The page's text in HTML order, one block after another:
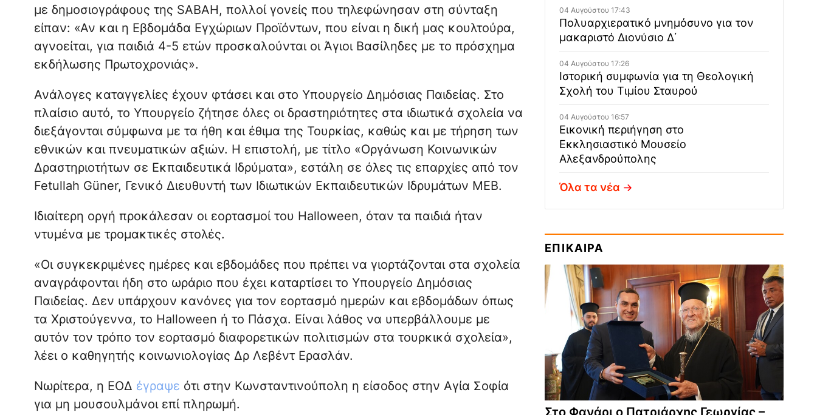
με δημοσιογράφους της SABAH, πολλοί γονείς που τηλεφώνησαν στη σύνταξη
είπαν: «Αν και η Εβδομάδα Εγχώριων Προϊόντων, που είναι η δική μας κουλτούρα,
αγνοείται, για παιδιά 4-5 ετών προσκαλούνται οι Άγιοι Βασίληδες με το πρόσχημα
εκδήλωσης Πρωτοχρονιάς».
Ανάλογες καταγγελίες έχουν φτάσει και στο Υπουργείο Δημόσιας Παιδείας. Στο
πλαίσιο αυτό, το Υπουργείο ζήτησε όλες οι δραστηριότητες στα ιδιωτικά σχολεία να
διεξάγονται σύμφωνα με τα ήθη και έθιμα της Τουρκίας, καθώς και με τήρηση των
εθνικών και πνευματικών αξιών. Η επιστολή, με τίτλο «Οργάνωση Κοινωνικών
Δραστηριοτήτων σε Εκπαιδευτικά Ιδρύματα», εστάλη σε όλες τις επαρχίες από τον
Fetullah Güner, Γενικό Διευθυντή των Ιδιωτικών Εκπαιδευτικών Ιδρυμάτων MEB.
Ιδιαίτερη οργή προκάλεσαν οι εορτασμοί του Halloween, όταν τα παιδιά ήταν
ντυμένα με τρομακτικές στολές.
«Οι συγκεκριμένες ημέρες και εβδομάδες που πρέπει να γιορτάζονται στα σχολεία
αναγράφονται ήδη στο ωράριο που έχει καταρτίσει το Υπουργείο Δημόσιας
Παιδείας. Δεν υπάρχουν κανόνες για τον εορτασμό ημερών και εβδομάδων όπως
τα Χριστούγεννα, το Halloween ή το Πάσχα. Είναι λάθος να υπερβάλλουμε με
αυτόν τον τρόπο τον εορτασμό διαφορετικών πολιτισμών στα τουρκικά σχολεία»,
λέει ο καθηγητής κοινωνιολογίας Δρ Λεβέντ Ερασλάν.
Νωρίτερα, η ΕΟΔ έγραψε ότι στην Κωνσταντινούπολη η είσοδος στην Αγία Σοφία
για μη μουσουλμάνοι επί πληρωμή.
04 Αυγούστου 17:43
Πολυαρχιερατικό μνημόσυνο για τον
μακαριστό Διονύσιο Δ΄
04 Αυγούστου 17:26
Ιστορική συμφωνία για τη Θεολογική
Σχολή του Τιμίου Σταυρού
04 Αυγούστου 16:57
Εικονική περιήγηση στο
Εκκλησιαστικό Μουσείο
Αλεξανδρούπολης
Όλα τα νέα
ΕΠΙΚΑΙΡΑ
Στο Φανάρι ο Πατριάρχης Γεωργίας –